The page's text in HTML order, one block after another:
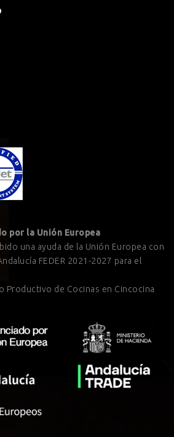
por la Unión Europea
una ayuda de la Unión Europea con
FEDER 2021-2027 para el
Productivo de Cocinas en Cincocina